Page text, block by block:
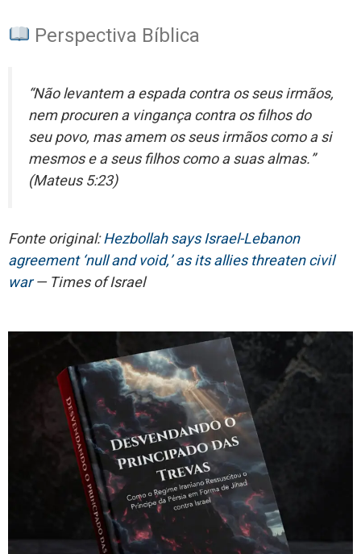
Perspectiva Bíblica
“Não levantem a espada contra os seus irmãos,
nem procuren a vingança contra os filhos do
seu povo, mas amem os seus irmãos como a si
mesmos e a seus filhos como a suas almas.”
(Mateus 5:23)
Fonte original:Hezbollah says Israel-Lebanon
agreement ‘null and void,’ as its allies threaten civil
war— Times of Israel